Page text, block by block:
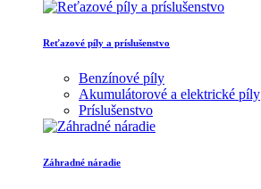
Reťazové píly a príslušenstvo
Benzínové píly
Akumulátorové a elektrické píly
Príslušenstvo
Záhradné náradie